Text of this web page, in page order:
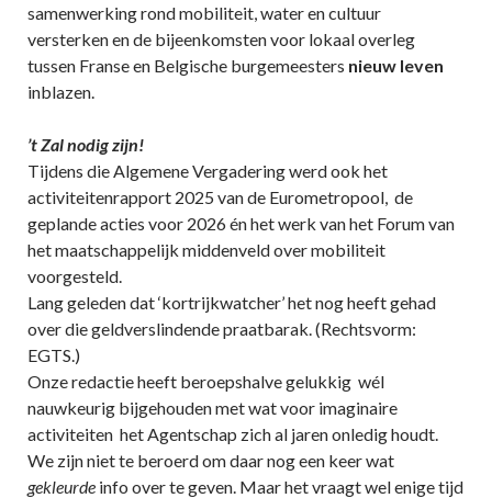
samenwerking rond mobiliteit, water en cultuur
versterken en de bijeenkomsten voor lokaal overleg
tussen Franse en Belgische burgemeesters nieuw leven
inblazen.
’t Zal nodig zijn!
Tijdens die Algemene Vergadering werd ook het
activiteitenrapport 2025 van de Eurometropool, de
geplande acties voor 2026 én het werk van het Forum van
het maatschappelijk middenveld over mobiliteit
voorgesteld.
Lang geleden dat ‘kortrijkwatcher’ het nog heeft gehad
over die geldverslindende praatbarak. (Rechtsvorm:
EGTS.)
Onze redactie heeft beroepshalve gelukkig wél
nauwkeurig bijgehouden met wat voor imaginaire
activiteiten het Agentschap zich al jaren onledig houdt.
We zijn niet te beroerd om daar nog een keer wat
gekleurde info over te geven. Maar het vraagt wel enige tijd